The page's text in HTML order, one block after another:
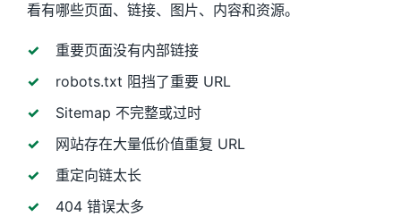
看有哪些页面、链接、图片、内容和资源。
重要页面没有内部链接
robots.txt 阻挡了重要 URL
Sitemap 不完整或过时
网站存在大量低价值重复 URL
重定向链太长
404 错误太多